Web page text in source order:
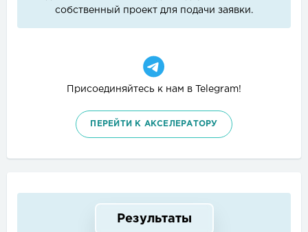
собственный проект для подачи заявки.
Присоединяйтесь к нам в Telegram!
ПЕРЕЙТИ К АКСЕЛЕРАТОРУ
Результаты